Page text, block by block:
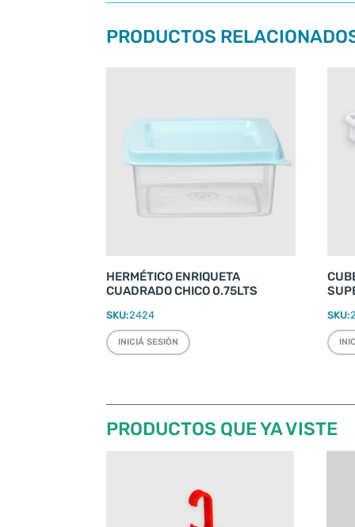
PRODUCTOS
HERMÉTICO ENRIQUETA
CUADRADO CHICO 0.75LTS
SKU:2424
INICIÁ SESIÓN
SKU:
PRODUCTOS QUE YA VISTE